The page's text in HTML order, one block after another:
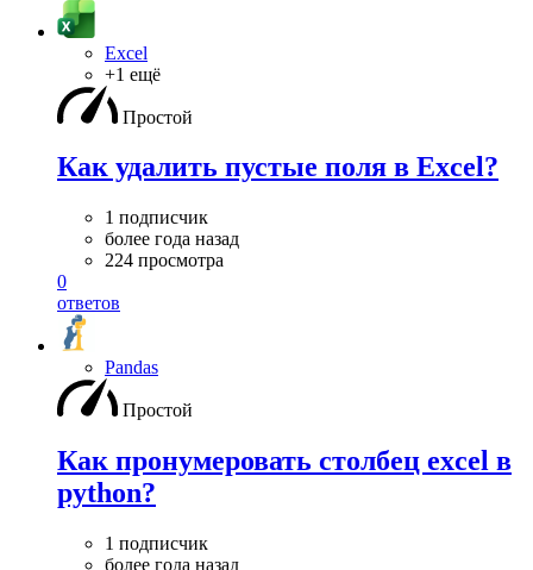
Excel
+1 ещё
Простой
Как удалить пустые поля в Excel?
1 подписчик
более года назад
224 просмотра
0
ответов
Pandas
Простой
Как пронумеровать столбец excel в
python?
1 подписчик
более года назад